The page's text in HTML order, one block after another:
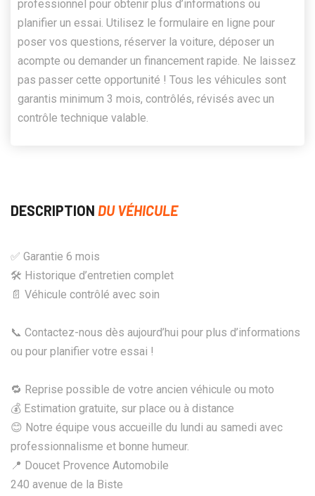
professionnel pour obtenir plus d’informations ou
planifier un essai. Utilisez le formulaire en ligne pour
poser vos questions, réserver la voiture, déposer un
acompte ou demander un financement rapide. Ne laissez
pas passer cette opportunité ! Tous les véhicules sont
garantis minimum 3 mois, contrôlés, révisés avec un
contrôle technique valable.
DESCRIPTION DU VÉHICULE
✅ Garantie 6 mois
🛠 Historique d’entretien complet
📄 Véhicule contrôlé avec soin
📞 Contactez-nous dès aujourd’hui pour plus d’informations
ou pour planifier votre essai !
🔁 Reprise possible de votre ancien véhicule ou moto
💰 Estimation gratuite, sur place ou à distance
😊 Notre équipe vous accueille du lundi au samedi avec
professionnalisme et bonne humeur.
📍 Doucet Provence Automobile
240 avenue de la Biste